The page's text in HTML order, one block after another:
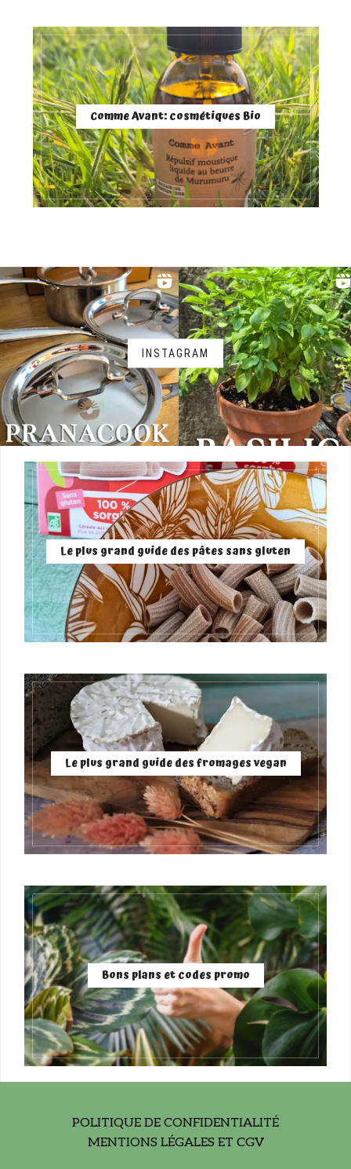
Comme Avant: cosmétiques Bio
INSTAGRAM
Le plus grand guide des pâtes sans gluten
Le plus grand guide des fromages vegan
Bons plans et codes promo
POLITIQUE DE CONFIDENTIALITÉ
MENTIONS LÉGALES ET CGV